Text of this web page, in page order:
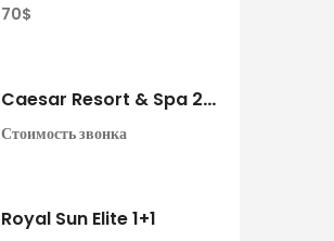
70$
Caesar Resort & Spa 2+1
Стоимость звонка
Royal Sun Elite 1+1